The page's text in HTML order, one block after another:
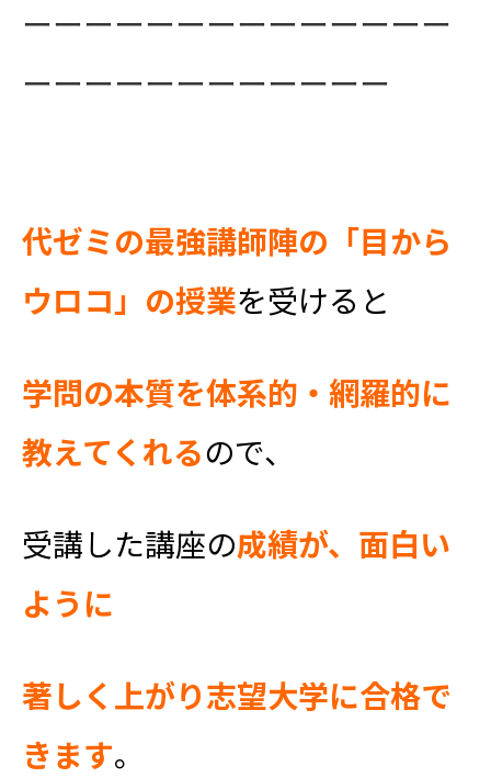
ーーーーーーーーーーーーーー
ーーーーーーーーーーーー
代ゼミの最強講師陣の「目から
ウロコ」の授業を受けると
学問の本質を体系的・網羅的に
教えてくれるので、
受講した講座の成績が、面白い
ように
著しく上がり志望大学に合格で
きます。